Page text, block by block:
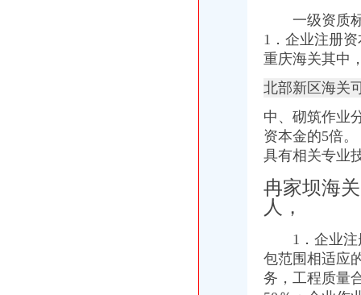
读国际学校今后可在两江新区读-房产新闻-重庆搜狐焦点网
【保利公园九里】公园步调全程跟随公园九里通透三房火热销清明小
印-忠县州屏动步法主题公园全面对外开放-忠县忠州新闻网
东营前五月服务业重点项目累计完成投资63.8亿_17城_山东新闻_新闻
一级资质标
1．企业注册
重庆海关其中
北部新区海关
中、砌筑作业
资本金的5倍
具有相关专业
冉家坝海
人，
1．企业注
包范围相适应
务， 工程质